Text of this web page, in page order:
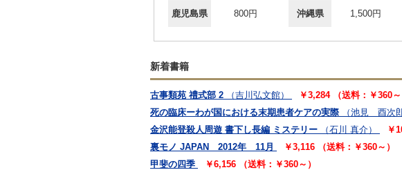
鹿児島県 800円 沖縄県 1,500円
新着書籍
古事類苑 禮式部 2 （吉川弘文館）
￥3,284 （送料：￥360～
死の臨床ーわが国における末期患者ケアの実際
（池見 酉次
金沢能登殺人周遊 書下し長編 ミステリー
（石川 真介）
￥
裏モノ JAPAN 2012年 11月
￥3,116 （送料：￥360～）
甲斐の四季
￥6,156 （送料：￥360～）